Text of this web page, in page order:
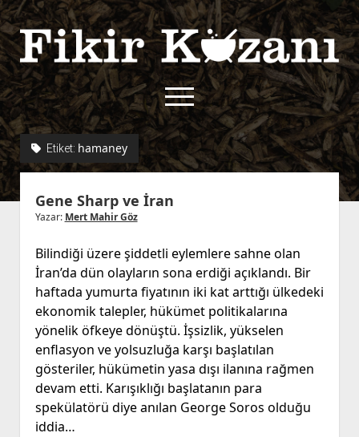
Fikir
Kazanı
menüyü
aç
twitterfacebook
rss
Kullanım Koşulları
Çerez Politikası
İletişim
Kurallar
Etiket: hamaney
Gene Sharp ve İran
Yazar: Mert Mahir Göz
Bilindiği üzere şiddetli eylemlere sahne olan
İran’da dün olayların sona erdiği açıklandı. Bir
haftada yumurta fiyatının iki kat arttığı ülkedeki
ekonomik talepler, hükümet politikalarına
yönelik öfkeye dönüştü. İşsizlik, yükselen
enflasyon ve yolsuzluğa karşı başlatılan
gösteriler, hükümetin yasa dışı ilanına rağmen
devam etti. Karışıklığı başlatanın para
spekülatörü diye anılan George Soros olduğu
iddia…